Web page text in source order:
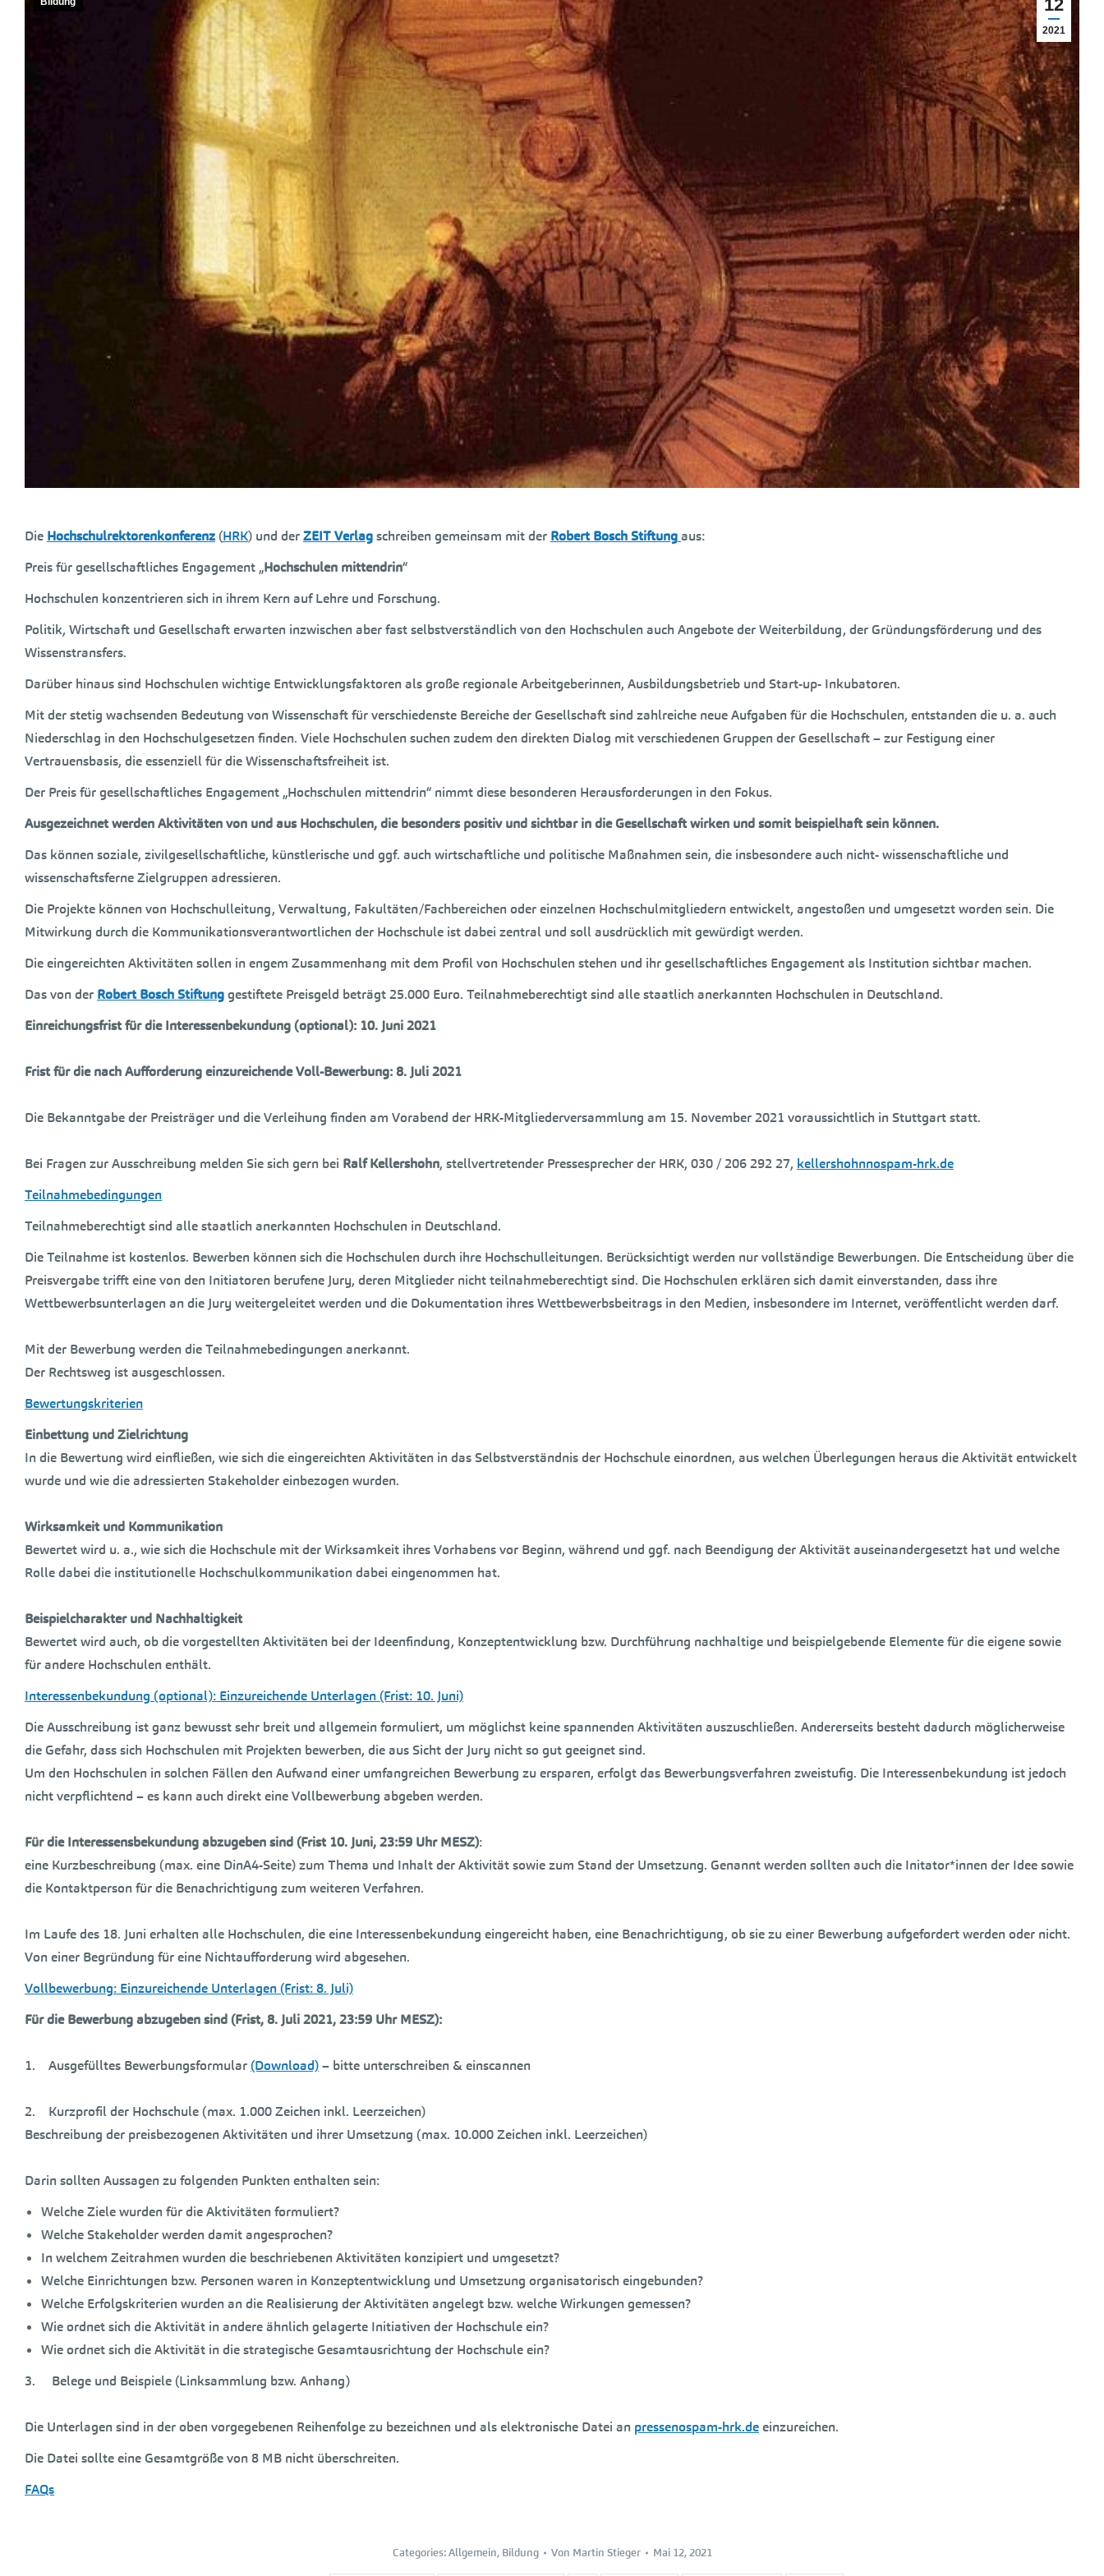
12
2021
Die Hochschulrektorenkonferenz (HRK) und derZEIT Verlagschreiben gemeinsam mit der Robert Bosch Stiftungaus:
Preis für gesellschaftliches Engagement „Hochschulen mittendrin“
Hochschulen konzentrieren sich in ihrem Kern auf Lehre und Forschung.
Politik, Wirtschaft und Gesellschaft erwarten inzwischen aber fast selbstverständlich von den Hochschulen auch Angebote der Weiterbildung, der Gründungsförderung und des
Wissenstransfers.
Darüber hinaus sind Hochschulen wichtige Entwicklungsfaktoren als große regionale Arbeitgeberinnen, Ausbildungsbetrieb und Start-up- Inkubatoren.
Mit der stetig wachsenden Bedeutung von Wissenschaft für verschiedenste Bereiche der Gesellschaft sind zahlreiche neue Aufgaben für die Hochschulen, entstanden die u. a. auch
Niederschlag in den Hochschulgesetzen finden. Viele Hochschulen suchen zudem den direkten Dialog mit verschiedenen Gruppen der Gesellschaft – zur Festigung einer
Vertrauensbasis, die essenziell für die Wissenschaftsfreiheit ist.
Der Preis für gesellschaftliches Engagement „Hochschulen mittendrin“ nimmt diese besonderen Herausforderungen in den Fokus.
Ausgezeichnet werden Aktivitäten von und aus Hochschulen, die besonders positiv und sichtbar in die Gesellschaft wirken und somit beispielhaft sein können.
Das können soziale, zivilgesellschaftliche, künstlerische und ggf. auch wirtschaftliche und politische Maßnahmen sein, die insbesondere auch nicht- wissenschaftliche und
wissenschaftsferne Zielgruppen adressieren.
Die Projekte können von Hochschulleitung, Verwaltung, Fakultäten/Fachbereichen oder einzelnen Hochschulmitgliedern entwickelt, angestoßen und umgesetzt worden sein. Die
Mitwirkung durch die Kommunikationsverantwortlichen der Hochschule ist dabei zentral und soll ausdrücklich mit gewürdigt werden.
Die eingereichten Aktivitäten sollen in engem Zusammenhang mit dem Profil von Hochschulen stehen und ihr gesellschaftliches Engagement als Institution sichtbar machen.
Das von der Robert Bosch Stiftunggestiftete Preisgeld beträgt 25.000 Euro. Teilnahmeberechtigt sind alle staatlich anerkannten Hochschulen in Deutschland.
Einreichungsfrist für die Interessenbekundung (optional): 10. Juni 2021
Frist für die nach Aufforderung einzureichende Voll-Bewerbung: 8. Juli 2021
Die Bekanntgabe der Preisträger und die Verleihung finden am Vorabend der HRK-Mitgliederversammlung am 15. November 2021 voraussichtlich in Stuttgart statt.
Bei Fragen zur Ausschreibung melden Sie sich gern bei Ralf Kellershohn, stellvertretender Pressesprecher der HRK, 030 / 206 292 27, kellershohnnospam-hrk.de
Teilnahmebedingungen
Teilnahmeberechtigt sind alle staatlich anerkannten Hochschulen in Deutschland.
Die Teilnahme ist kostenlos. Bewerben können sich die Hochschulen durch ihre Hochschulleitungen. Berücksichtigt werden nur vollständige Bewerbungen. Die Entscheidung über die
Preisvergabe trifft eine von den Initiatoren berufene Jury, deren Mitglieder nicht teilnahmeberechtigt sind. Die Hochschulen erklären sich damit einverstanden, dass ihre
Wettbewerbsunterlagen an die Jury weitergeleitet werden und die Dokumentation ihres Wettbewerbsbeitrags in den Medien, insbesondere im Internet, veröffentlicht werden darf.
Mit der Bewerbung werden die Teilnahmebedingungen anerkannt.
Der Rechtsweg ist ausgeschlossen.
Bewertungskriterien
Einbettung und Zielrichtung
In die Bewertung wird einfließen, wie sich die eingereichten Aktivitäten in das Selbstverständnis der Hochschule einordnen, aus welchen Überlegungen heraus die Aktivität entwickelt
wurde und wie die adressierten Stakeholder einbezogen wurden.
Wirksamkeit und Kommunikation
Bewertet wird u. a., wie sich die Hochschule mit der Wirksamkeit ihres Vorhabens vor Beginn, während und ggf. nach Beendigung der Aktivität auseinandergesetzt hat und welche
Rolle dabei die institutionelle Hochschul­kom­mu­ni­ka­ti­on dabei eingenommen hat.
Beispielcharakter und Nachhaltigkeit
Bewertet wird auch, ob die vorgestellten Aktivitäten bei der Ideenfindung, Konzeptentwicklung bzw. Durchführung nachhaltige und beispielgebende Elemente für die eigene sowie
für andere Hochschulen enthält.
Interessenbekundung (optional): Einzureichende Unterlagen (Frist: 10. Juni)
Die Ausschreibung ist ganz bewusst sehr breit und allgemein formuliert, um möglichst keine spannenden Aktivitäten auszuschließen. Andererseits besteht dadurch möglicherweise
die Gefahr, dass sich Hochschulen mit Projekten bewerben, die aus Sicht der Jury nicht so gut geeignet sind.
Um den Hochschulen in solchen Fällen den Aufwand einer umfangreichen Bewerbung zu ersparen, erfolgt das Bewerbungsverfahren zweistufig. Die Interessenbekundung ist jedoch
nicht verpflichtend – es kann auch direkt eine Vollbewerbung abgeben werden.
Für die Interessensbekundung abzugeben sind (Frist 10. Juni, 23:59 Uhr MESZ):
eine Kurzbeschreibung (max. eine DinA4-Seite) zum Thema und Inhalt der Aktivität sowie zum Stand der Umsetzung. Genannt werden sollten auch die Initator*innen der Idee sowie
die Kontaktperson für die Benachrichtigung zum weiteren Verfahren.
Im Laufe des 18. Juni erhalten alle Hochschulen, die eine Interessenbekundung eingereicht haben, eine Benachrichtigung, ob sie zu einer Bewerbung aufgefordert werden oder nicht.
Von einer Begründung für eine Nichtaufforderung wird abgesehen.
Vollbewerbung: Einzureichende Unterlagen (Frist: 8. Juli)
Für die Bewerbung abzugeben sind (Frist, 8. Juli 2021, 23:59 Uhr MESZ):
1. Ausgefülltes Bewerbungsformular(Download)– bitte unterschreiben & einscannen
2. Kurzprofil der Hochschule (max. 1.000 Zeichen inkl. Leerzeichen)
Beschreibung der preisbezogenen Aktivitäten und ihrer Umsetzung (max. 10.000 Zeichen inkl. Leerzeichen)
Darin sollten Aussagen zu folgenden Punkten enthalten sein:
Welche Ziele wurden für die Aktivitäten formuliert?
Welche Stakeholder werden damit angesprochen?
In welchem Zeitrahmen wurden die beschriebenen Aktivitäten konzipiert und umgesetzt?
Welche Einrichtungen bzw. Personen waren in Konzeptentwicklung und Umsetzung organisatorisch eingebunden?
Welche Erfolgskriterien wurden an die Realisierung der Aktivitäten angelegt bzw. welche Wirkungen gemessen?
Wie ordnet sich die Aktivität in andere ähnlich gelagerte Initiativen der Hochschule ein?
Wie ordnet sich die Aktivität in die strategische Gesamtausrichtung der Hochschule ein?
3. Belege und Beispiele (Linksammlung bzw. Anhang)
Die Unterlagen sind in der oben vorgegebenen Reihenfolge zu bezeichnen und als elektronische Datei an pressenospam-hrk.deeinzureichen.
Die Datei sollte eine Gesamtgröße von 8 MB nicht überschreiten.
FAQs
Categories:Allgemein, Bildung Von Martin Stieger Mai 12, 2021